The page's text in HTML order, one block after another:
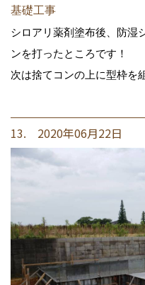
基礎工事
シロアリ薬剤塗布後、防湿
ンを打ったところです！
次は捨てコンの上に型枠を
13. 2020年06月22日